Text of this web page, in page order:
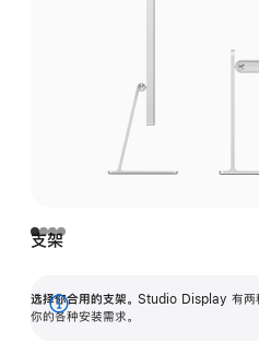
支架
选择你合用的支架。 Studio Display 有两
你的各种安装需求。
展